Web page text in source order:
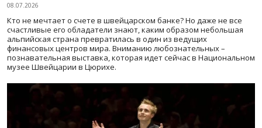
08.07.2026
Кто не мечтает о счете в швейцарском банке? Но даже не все
счастливые его обладатели знают, каким образом небольшая
альпийская страна превратилась в один из ведущих
финансовых центров мира. Вниманию любознательных –
познавательная выставка, которая идет сейчас в Национальном
музее Швейцарии в Цюрихе.